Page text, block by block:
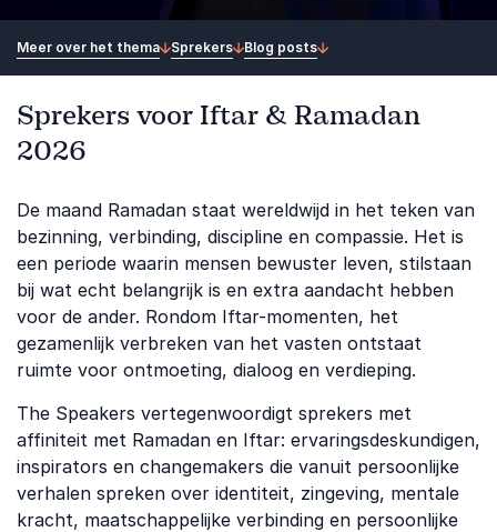
Meer over het thema Sprekers Blog posts
Sprekers voor Iftar & Ramadan
2026
De maand Ramadan staat wereldwijd in het teken van
bezinning, verbinding, discipline en compassie. Het is
een periode waarin mensen bewuster leven, stilstaan
bij wat echt belangrijk is en extra aandacht hebben
voor de ander. Rondom Iftar-momenten, het
gezamenlijk verbreken van het vasten ontstaat
ruimte voor ontmoeting, dialoog en verdieping.
The Speakers vertegenwoordigt sprekers met
affiniteit met Ramadan en Iftar: ervaringsdeskundigen,
inspirators en changemakers die vanuit persoonlijke
verhalen spreken over identiteit, zingeving, mentale
kracht, maatschappelijke verbinding en persoonlijke